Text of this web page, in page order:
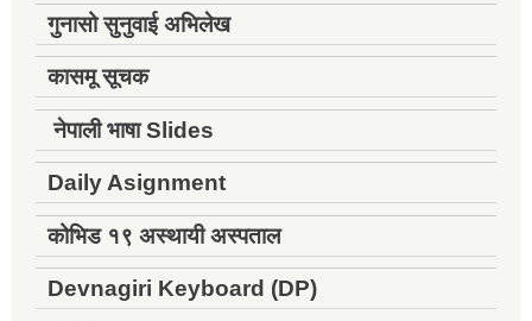
गुनासो सुनुवाई अभिलेख
कासमू सूचक
नेपाली भाषा Slides
Daily Asignment
कोभिड १९ अस्थायी अस्पताल
Devnagiri Keyboard (DP)